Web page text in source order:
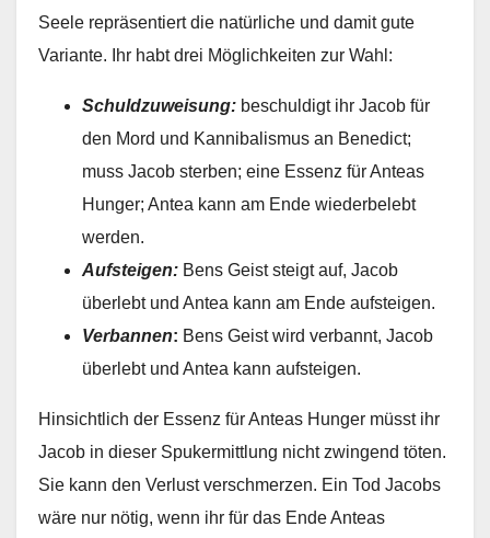
Seele repräsentiert die natürliche und damit gute
Variante. Ihr habt drei Möglichkeiten zur Wahl:
Schuldzuweisung: beschuldigt ihr Jacob für
den Mord und Kannibalismus an Benedict;
muss Jacob sterben; eine Essenz für Anteas
Hunger; Antea kann am Ende wiederbelebt
werden.
Aufsteigen: Bens Geist steigt auf, Jacob
überlebt und Antea kann am Ende aufsteigen.
Verbannen: Bens Geist wird verbannt, Jacob
überlebt und Antea kann aufsteigen.
Hinsichtlich der Essenz für Anteas Hunger müsst ihr
Jacob in dieser Spukermittlung nicht zwingend töten.
Sie kann den Verlust verschmerzen. Ein Tod Jacobs
wäre nur nötig, wenn ihr für das Ende Anteas